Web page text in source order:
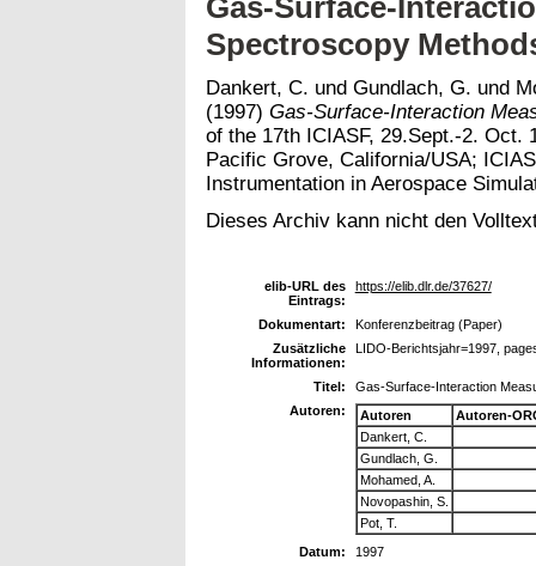
Gas-Surface-
Spectroscopy
Dankert, C. und Gundlach, G. und
(1997) Gas-Surface-Interaction
of the 17th ICIASF, 29.Sept.-2. Oct.
Pacific Grove, California/USA;
Instrumentation in Aerospace
Dieses Archiv kann nicht den
elib-URL des
Eintrags:
https://elib.dlr.de/37627/
Dokumentart:
Konferenzbeitrag (Paper)
Zusätzliche
Informationen:
LIDO-Berichtsjahr=1997,
Titel:
Gas-Surface-Interaction
Autoren:
Autoren
Autoren-
Dankert, C.
Gundlach, G.
Mohamed, A.
Novopashin, S.
Pot, T.
Datum:
1997